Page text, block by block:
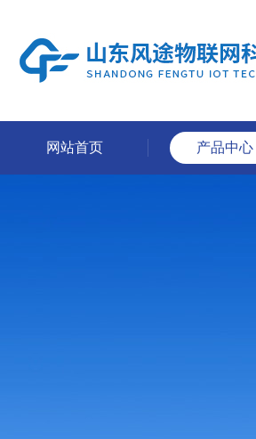
网站首页 产品中心